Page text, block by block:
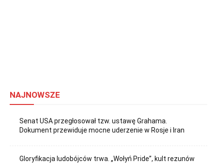
NAJNOWSZE
Senat USA przegłosował tzw. ustawę Grahama.
Dokument przewiduje mocne uderzenie w Rosje i Iran
Gloryfikacja ludobójców trwa. „Wołyń Pride”, kult rezunów